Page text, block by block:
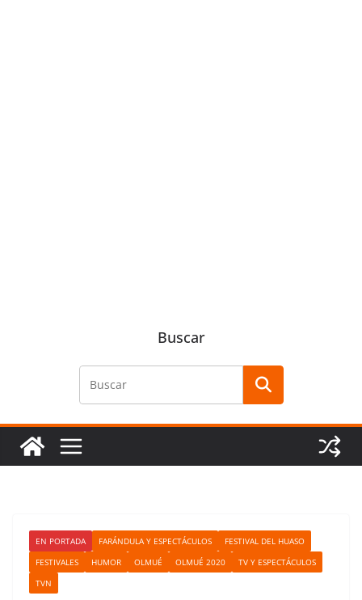
Buscar
EN PORTADA FARÁNDULA Y ESPECTÁCULOS
FESTIVAL DEL HUASO
FESTIVALES
HUMOR OLMUÉ OLMUÉ 2020
TV Y ESPECTÁCULOS
TVN